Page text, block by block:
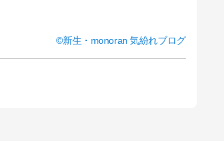
新生・monoran 気紛れブログ